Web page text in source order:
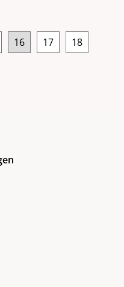
16 17 18